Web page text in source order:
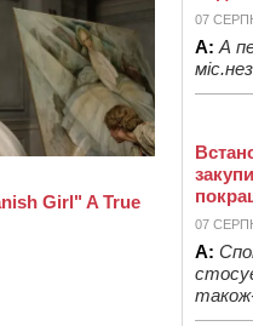
07
А: А
07
А:
також-